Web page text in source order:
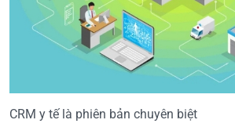
CRM y tế là phiên bản chuyên biệt